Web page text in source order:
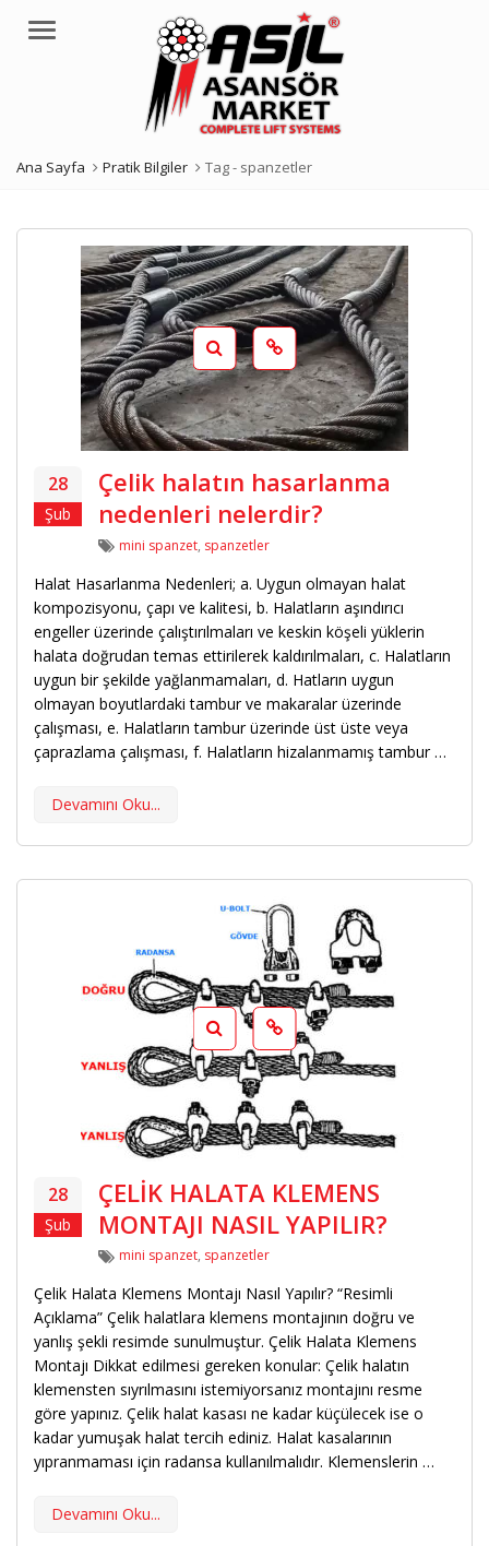
Menü
Ana Sayfa Pratik Bilgiler Tag - spanzetler
28
Şub
Çelik halatın hasarlanma
nedenleri nelerdir?
Etiketler
mini spanzet, spanzetler
Halat Hasarlanma Nedenleri; a. Uygun olmayan halat
kompozisyonu, çapı ve kalitesi, b. Halatların aşındırıcı
engeller üzerinde çalıştırılmaları ve keskin köşeli yüklerin
halata doğrudan temas ettirilerek kaldırılmaları, c. Halatların
uygun bir şekilde yağlanmamaları, d. Hatların uygun
olmayan boyutlardaki tambur ve makaralar üzerinde
çalışması, e. Halatların tambur üzerinde üst üste veya
çaprazlama çalışması, f. Halatların hizalanmamış tambur …
Devamını Oku...
28
Şub
ÇELİK HALATA KLEMENS
MONTAJI NASIL YAPILIR?
Etiketler
mini spanzet, spanzetler
Çelik Halata Klemens Montajı Nasıl Yapılır? “Resimli
Açıklama” Çelik halatlara klemens montajının doğru ve
yanlış şekli resimde sunulmuştur. Çelik Halata Klemens
Montajı Dikkat edilmesi gereken konular: Çelik halatın
klemensten sıyrılmasını istemiyorsanız montajını resme
göre yapınız. Çelik halat kasası ne kadar küçülecek ise o
kadar yumuşak halat tercih ediniz. Halat kasalarının
yıpranmaması için radansa kullanılmalıdır. Klemenslerin …
Devamını Oku...